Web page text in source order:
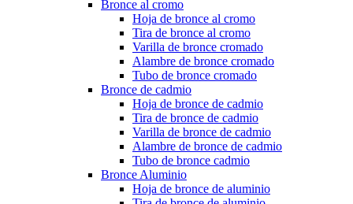
Bronce al cromo
Hoja de bronce al cromo
Tira de bronce al cromo
Varilla de bronce cromado
Alambre de bronce cromado
Tubo de bronce cromado
Bronce de cadmio
Hoja de bronce de cadmio
Tira de bronce de cadmio
Varilla de bronce de cadmio
Alambre de bronce de cadmio
Tubo de bronce cadmio
Bronce Aluminio
Hoja de bronce de aluminio